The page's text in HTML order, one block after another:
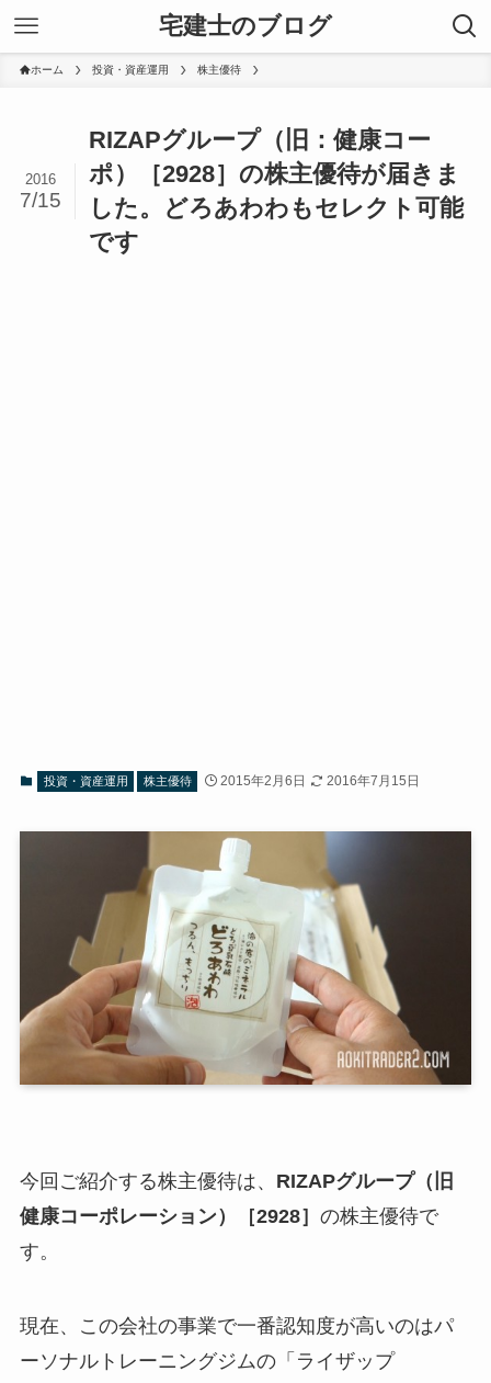
宅建士のブログ
ホーム 投資・資産運用 株主優待
RIZAPグループ（旧：健康コー
ポ）［2928］の株主優待が届きま
した。どろあわわもセレクト可能
です
2016
7/15
投資・資産運用 株主優待 2015年2月6日 2016年7月15日
今回ご紹介する株主優待は、 RIZAPグループ（旧
健康コーポレーション）［2928］ の株主優待で
す。
現在、この会社の事業で一番認知度が高いのはパ
ーソナルトレーニングジムの「ライザップ